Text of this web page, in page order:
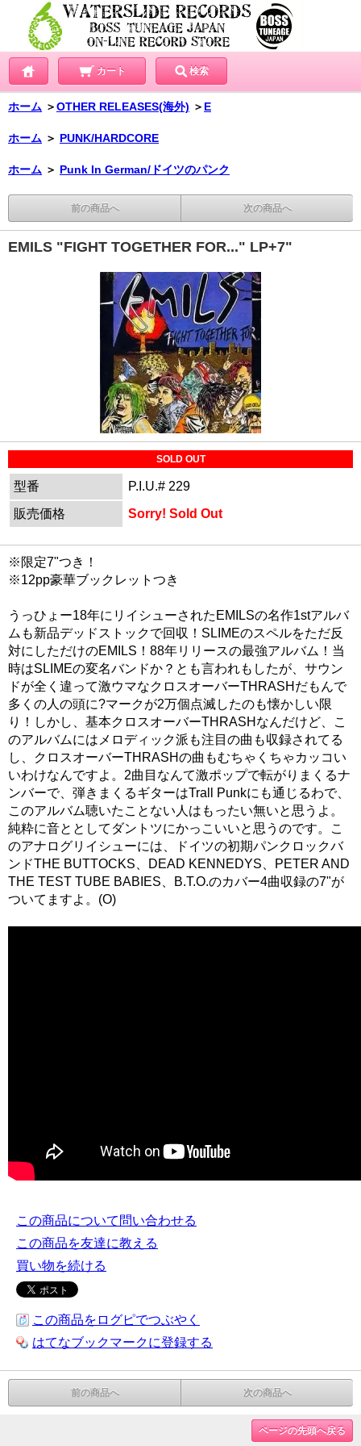
カート 検索
ホーム ＞OTHER RELEASES(海外) ＞ E
ホーム ＞ PUNK/HARDCORE
ホーム ＞ Punk In German/ドイツのパンク
前の商品へ 次の商品へ
EMILS "FIGHT TOGETHER FOR..." LP+7"
SOLD OUT
型番
P.I.U.# 229
販売価格
Sorry! Sold Out
※限定7"つき！
※12pp豪華ブックレットつき
うっひょー18年にリイシューされたEMILSの名作1stアルバ
ムも新品デッドストックで回収！SLIMEのスペルをただ反
対にしただけのEMILS！88年リリースの最強アルバム！当
時はSLIMEの変名バンドか？とも言われもしたが、サウン
ドが全く違って激ウマなクロスオーバーTHRASHだもんで
多くの人の頭に?マークが2万個点滅したのも懐かしい限
り！しかし、基本クロスオーバーTHRASHなんだけど、こ
のアルバムにはメロディック派も注目の曲も収録されてる
し、クロスオーバーTHRASHの曲もむちゃくちゃカッコい
いわけなんですよ。2曲目なんて激ポップで転がりまくるナ
ンバーで、弾きまくるギターはTrall Punkにも通じるわで、
このアルバム聴いたことない人はもったい無いと思うよ。
純粋に音ととしてダントツにかっこいいと思うのです。こ
のアナログリイシューには、ドイツの初期パンクロックバ
ンドTHE BUTTOCKS、DEAD KENNEDYS、PETER AND
THE TEST TUBE BABIES、B.T.O.のカバー4曲収録の7"が
ついてますよ。(O)
この商品について問い合わせる
この商品を友達に教える
買い物を続ける
この商品をログピでつぶやく
はてなブックマークに登録する
前の商品へ 次の商品へ
ページの先頭へ戻る